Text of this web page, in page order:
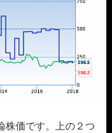
株価です。上の２つ